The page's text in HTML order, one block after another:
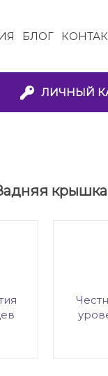
БЛОГ
ЛИЧНЫЙ